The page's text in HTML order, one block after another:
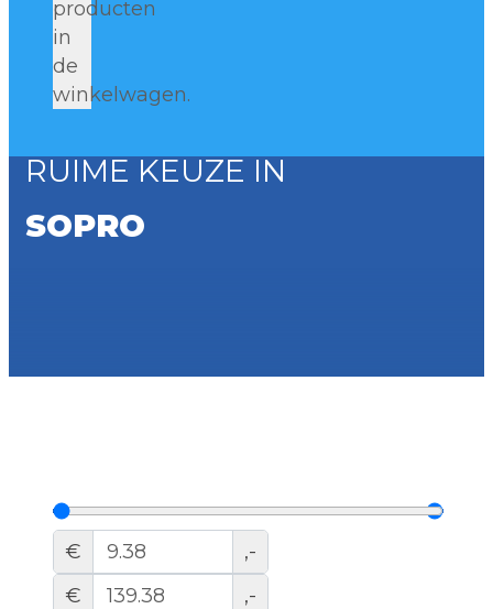
producten
in
de
winkelwagen.
RUIME KEUZE IN
SOPRO
€
,-
€
,-